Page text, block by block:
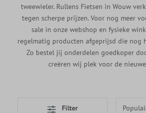
tweewieler. Rullens Fietsen in Wouw
tegen scherpe prijzen. Voor nog meer
sale in onze webshop en fysieke
regelmatig producten afgeprijsd die nog
Zo bestel jij onderdelen goedkoper
creëren wij plek voor de
Filter